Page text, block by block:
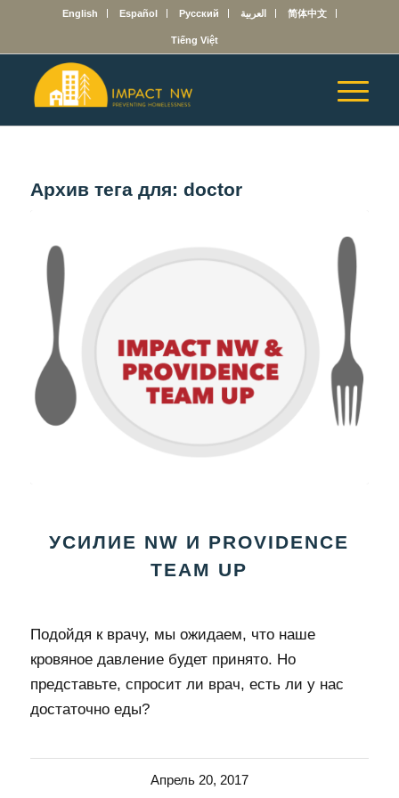
English Español Русский العربية 简体中文
Tiếng Việt
Архив тега для: doctor
УСИЛИЕ NW И PROVIDENCE
TEAM UP
Подойдя к врачу, мы ожидаем, что наше
кровяное давление будет принято. Но
представьте, спросит ли врач, есть ли у нас
достаточно еды?
Апрель 20, 2017